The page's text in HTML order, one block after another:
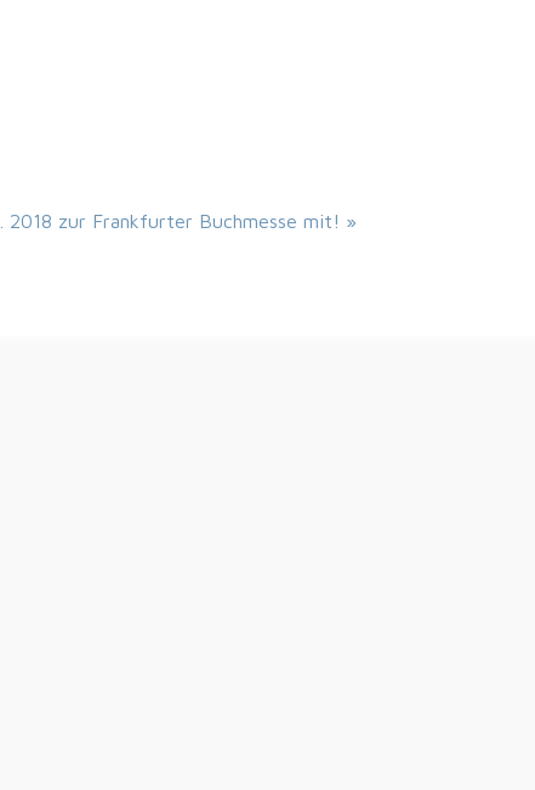
2018 zur Frankfurter Buchmesse mit! »